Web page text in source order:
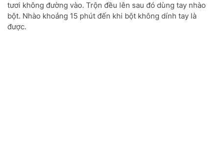
tươi không đường vào. Trộn đều lên sau đó dùng tay nhào
bột. Nhào khoảng 15 phút đến khi bột không dính tay là
được.